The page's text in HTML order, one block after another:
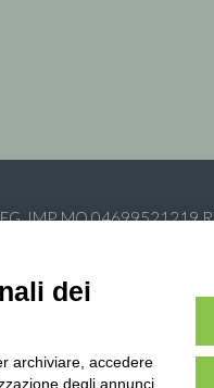
IMP. MO 04699521219
dei
archiviare, accedere
degli annunci.